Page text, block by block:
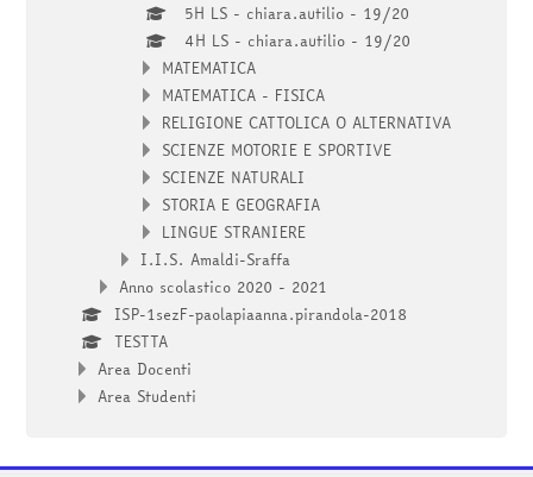
5H LS - chiara.autilio - 19/20
4H LS - chiara.autilio - 19/20
MATEMATICA
MATEMATICA - FISICA
RELIGIONE CATTOLICA O ALTERNATIVA
SCIENZE MOTORIE E SPORTIVE
SCIENZE NATURALI
STORIA E GEOGRAFIA
LINGUE STRANIERE
I.I.S. Amaldi-Sraffa
Anno scolastico 2020 - 2021
ISP-1sezF-paolapiaanna.pirandola-2018
TESTTA
Area Docenti
Area Studenti